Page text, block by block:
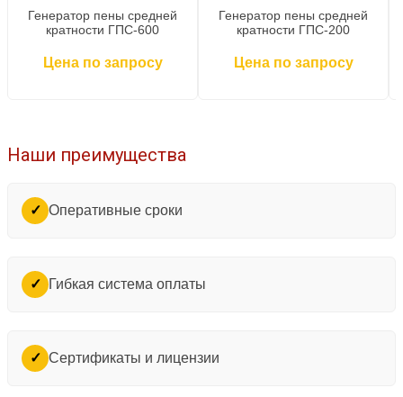
Генератор пены средней
кратности ГПС-600
Цена по запросу
Генератор пены средней
кратности ГПС-200
Цена по запросу
Наши преимущества
✓ Оперативные сроки
✓ Гибкая система оплаты
✓ Сертификаты и лицензии